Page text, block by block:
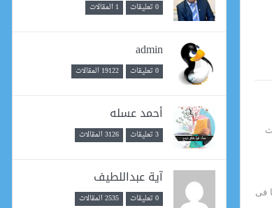
فى
0 تعليقات 1 المقالات
admin
0 تعليقات 19122 المقالات
أحمد عسله
3 تعليقات 3126 المقالات
آية عبداللطيف
0 تعليقات 2535 المقالات